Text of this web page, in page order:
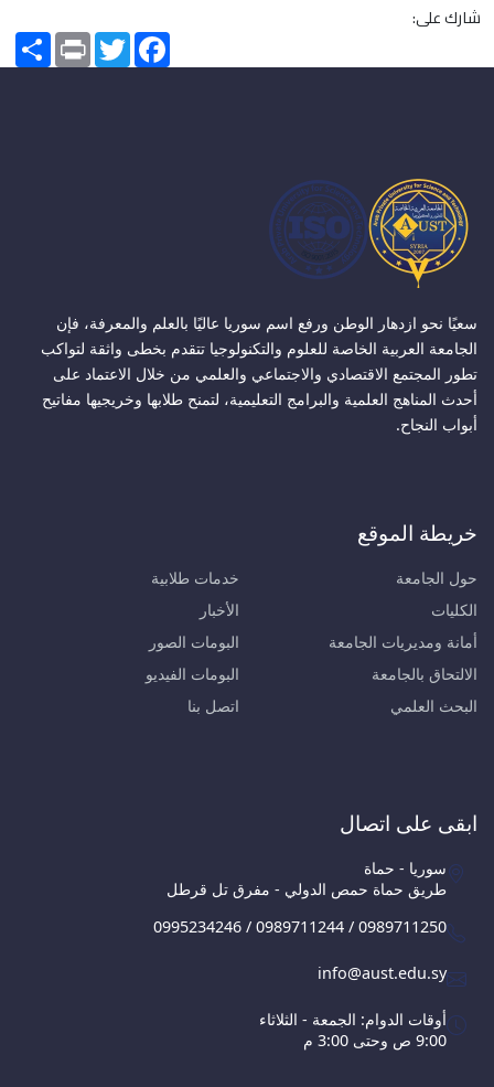
شارك على:
Share PrintTwitterFacebook
سعيًا نحو ازدهار الوطن ورفع اسم سوريا عاليًا بالعلم والمعرفة، فإن
الجامعة العربية الخاصة للعلوم والتكنولوجيا تتقدم بخطى واثقة لتواكب
تطور المجتمع الاقتصادي والاجتماعي والعلمي من خلال الاعتماد على
أحدث المناهج العلمية والبرامج التعليمية، لتمنح طلابها وخريجيها مفاتيح
أبواب النجاح.
خريطة الموقع
حول الجامعة
الكليات
أمانة ومديريات الجامعة
الالتحاق بالجامعة
البحث العلمي
خدمات طلابية
الأخبار
البومات الصور
البومات الفيديو
اتصل بنا
ابقى على اتصال
سوريا - حماة
طريق حماة حمص الدولي - مفرق تل قرطل
0995234246 / 0989711244 / 0989711250
info@aust.edu.sy
أوقات الدوام: الجمعة - الثلاثاء
9:00 ص وحتى 3:00 م